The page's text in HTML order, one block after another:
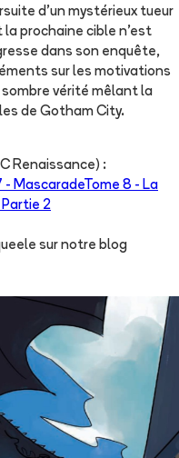
d’un mystérieux tueur
prochaine cible n’est
dans son enquête,
sur les motivations
sombre vérité mêlant la
de Gotham City.
Renaissance) :
- MascaradeTome 8 - La
Partie 2
sur notre blog